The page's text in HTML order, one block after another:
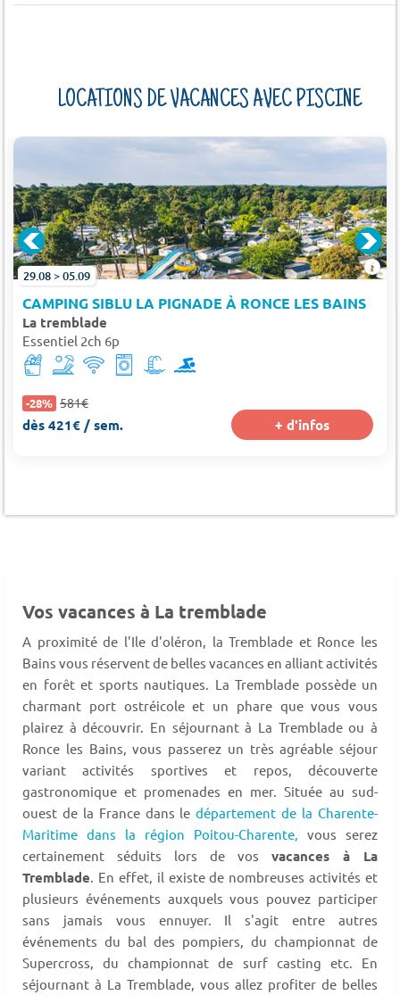
LOCATIONS DE VACANCES AVEC PISCINE
29.08 > 05.09
CAMPING SIBLU LA PIGNADE À RONCE LES BAINS
La tremblade
Essentiel 2ch 6p
-28% 581€
dès 421€ / sem. + d'infos
Vos vacances à La tremblade
A proximité de l'Ile d'oléron, la Tremblade et Ronce les
Bains vous réservent de belles vacances en alliant activités
en forêt et sports nautiques. La Tremblade possède un
charmant port ostréicole et un phare que vous vous
plairez à découvrir. En séjournant à La Tremblade ou à
Ronce les Bains, vous passerez un très agréable séjour
variant activités sportives et repos, découverte
gastronomique et promenades en mer. Située au sud-
ouest de la France dans ledépartement de la Charente-
Maritime dans la région Poitou-Charente,
vous serez
certainement séduits lors de vos vacances à La
Tremblade . En effet, il existe de nombreuses activités et
plusieurs événements auxquels vous pouvez participer
sans jamais vous ennuyer. Il s'agit entre autres
événements du bal des pompiers, du championnat de
Supercross, du championnat de surf casting etc. En
séjournant à La Tremblade, vous allez profiter de belles